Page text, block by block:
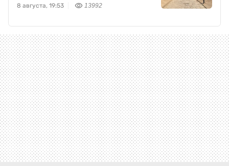
8 августа, 19:53 13992